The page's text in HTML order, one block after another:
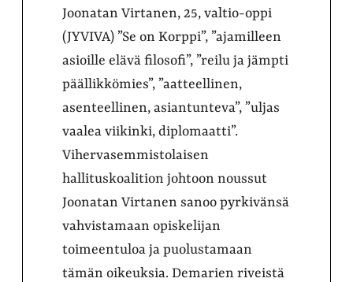
Joonatan Virtanen, 25, valtio-oppi
(JYVIVA) ”Se on Korppi”, ”ajamilleen
asioille elävä filosofi”, ”reilu ja jämpti
päällikkömies”, ”aatteellinen,
asenteellinen, asiantunteva”, ”uljas
vaalea viikinki, diplomaatti”.
Vihervasemmistolaisen
hallituskoalition johtoon noussut
Joonatan Virtanen sanoo pyrkivänsä
vahvistamaan opiskelijan
toimeentuloa ja puolustamaan
tämän oikeuksia. Demarien riveistä